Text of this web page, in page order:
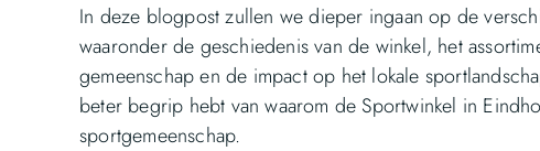
In deze blogpost zullen we dieper ingaan op de
waaronder de geschiedenis van de winkel, het
gemeenschap en de impact op het lokale
beter begrip hebt van waarom de Sportwinkel in
sportgemeenschap.